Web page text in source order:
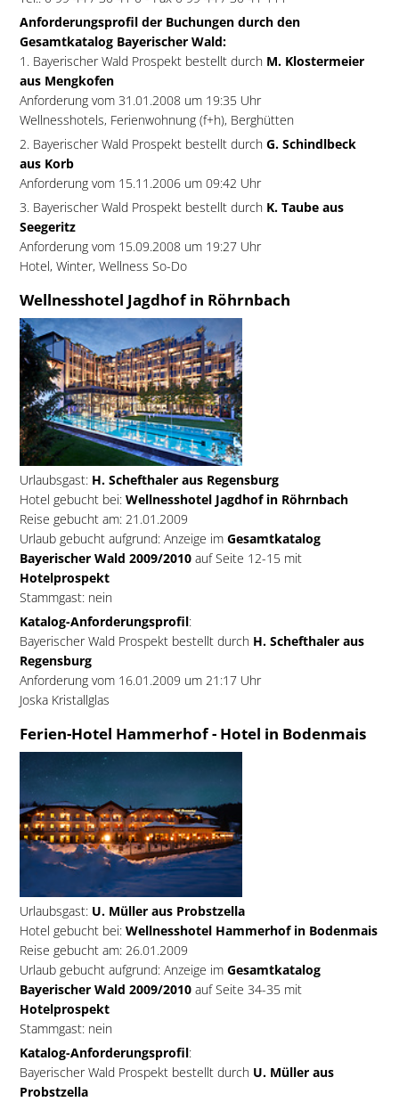
Anforderungsprofil der Buchungen durch den
Gesamtkatalog Bayerischer Wald:
1. Bayerischer Wald Prospekt bestellt durch M. Klostermeier
aus Mengkofen
Anforderung vom 31.01.2008 um 19:35 Uhr
Wellnesshotels, Ferienwohnung (f+h), Berghütten
2. Bayerischer Wald Prospekt bestellt durch G. Schindlbeck
aus Korb
Anforderung vom 15.11.2006 um 09:42 Uhr
3. Bayerischer Wald Prospekt bestellt durch K. Taube aus
Seegeritz
Anforderung vom 15.09.2008 um 19:27 Uhr
Hotel, Winter, Wellness So-Do
Wellnesshotel Jagdhof in Röhrnbach
Urlaubsgast:H. Schefthaler aus Regensburg
Hotel gebucht bei:Wellnesshotel Jagdhof in Röhrnbach
Reise gebucht am: 21.01.2009
Urlaub gebucht aufgrund: Anzeige im Gesamtkatalog
Bayerischer Wald 2009/2010auf Seite 12-15 mit
Hotelprospekt
Stammgast: nein
Katalog-Anforderungsprofil:
Bayerischer Wald Prospekt bestellt durch H. Schefthaler aus
Regensburg
Anforderung vom 16.01.2009 um 21:17 Uhr
Joska Kristallglas
Ferien-Hotel Hammerhof - Hotel in Bodenmais
Urlaubsgast:U. Müller aus Probstzella
Hotel gebucht bei:Wellnesshotel Hammerhof in Bodenmais
Reise gebucht am: 26.01.2009
Urlaub gebucht aufgrund: Anzeige im Gesamtkatalog
Bayerischer Wald 2009/2010auf Seite 34-35 mit
Hotelprospekt
Stammgast: nein
Katalog-Anforderungsprofil:
Bayerischer Wald Prospekt bestellt durch U. Müller aus
Probstzella